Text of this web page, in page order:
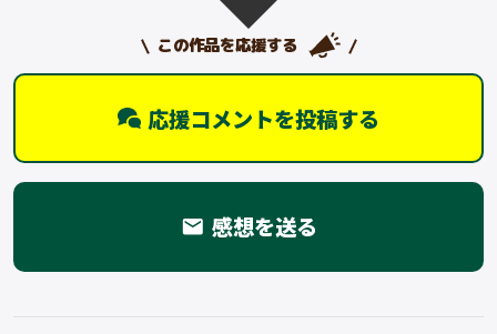
この作品を応援する
応援コメントを投稿する
email 感想を送る